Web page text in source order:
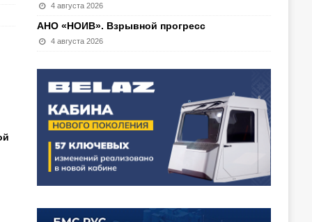
4 августа 2026
АНО «НОИВ». Взрывной прогресс
4 августа 2026